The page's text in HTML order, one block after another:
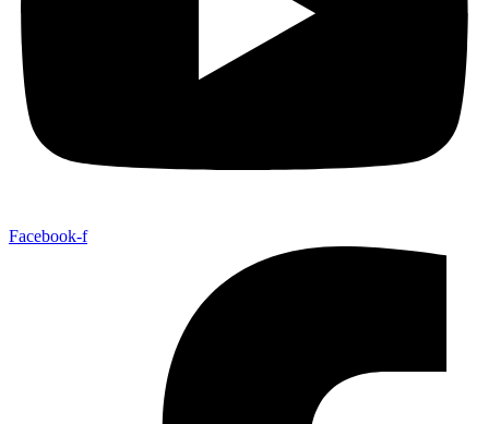
Facebook-f